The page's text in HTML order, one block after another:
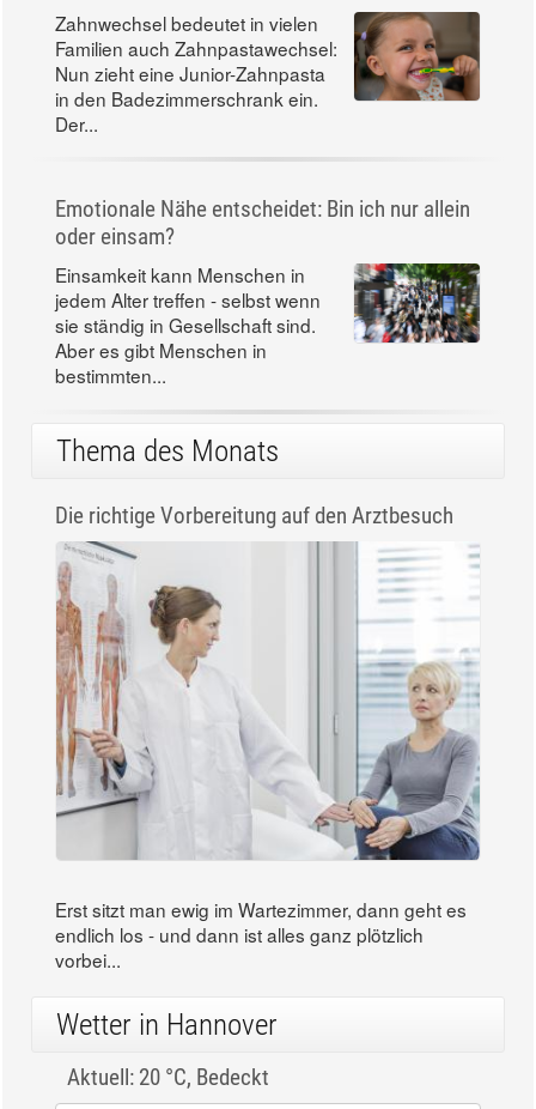
Zahnwechsel bedeutet in vielen
Familien auch Zahnpastawechsel:
Nun zieht eine Junior-Zahnpasta
in den Badezimmerschrank ein.
Der...
Emotionale Nähe entscheidet: Bin ich nur allein
oder einsam?
Einsamkeit kann Menschen in
jedem Alter treffen - selbst wenn
sie ständig in Gesellschaft sind.
Aber es gibt Menschen in
bestimmten...
Thema des Monats
Die richtige Vorbereitung auf den Arztbesuch
Erst sitzt man ewig im Wartezimmer, dann geht es
endlich los - und dann ist alles ganz plötzlich
vorbei...
Wetter in Hannover
Aktuell: 20 °C, Bedeckt